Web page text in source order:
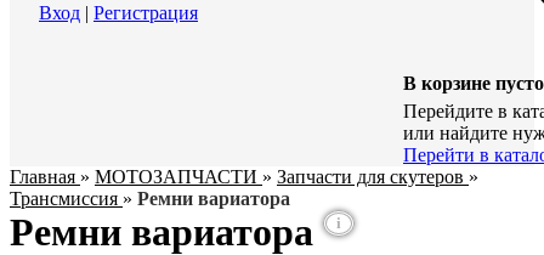
Вход | Регистрация
В корзине пусто
Перейдите в
или найдите
Перейти в
Главная » МОТОЗАПЧАСТИ » Запчасти для скутеров »
Трансмиссия » Ремни вариатора
Ремни вариатора i